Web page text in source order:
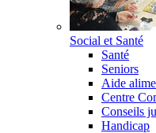
Social et Santé
Santé
Seniors
Aide
Centre
Conseils
Handicap